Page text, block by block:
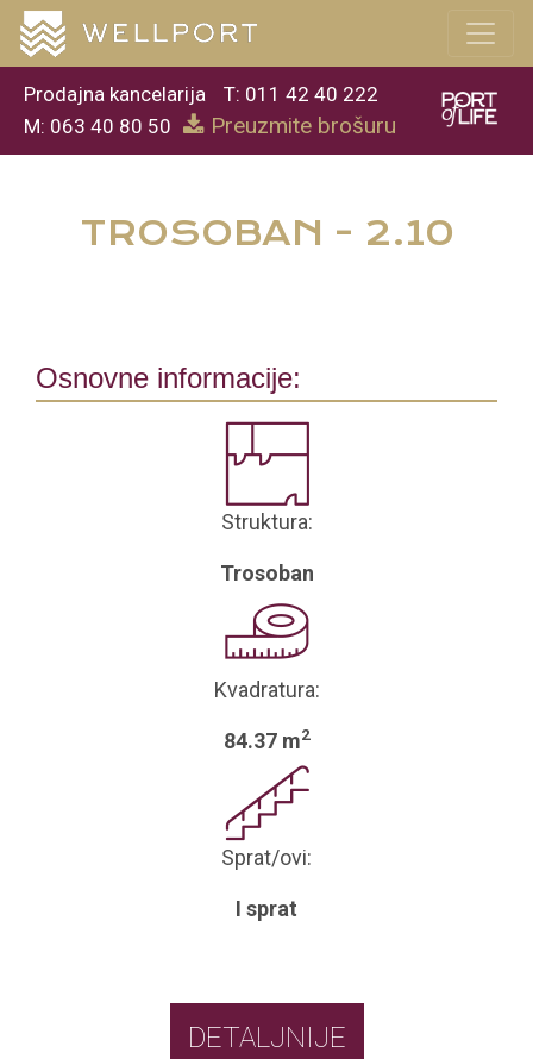
Prodajna kancelarija
T: 011 42 40 222
M: 063 40 80 50
Preuzmite brošuru
TROSOBAN - 2.10
Osnovne informacije:
Struktura:
Trosoban
Kvadratura:
84.37 m2
Sprat/ovi:
I sprat
DETALJNIJE